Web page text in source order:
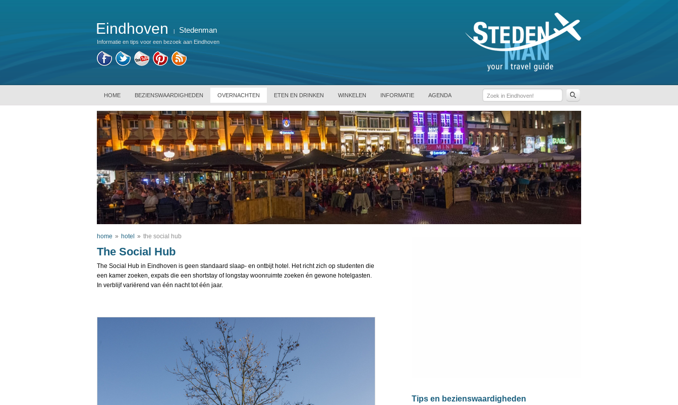
Eindhoven Stedenman
Informatie en tips voor een bezoek aan Eindhoven
HOME BEZIENSWAARDIGHEDEN OVERNACHTEN ETEN EN DRINKEN WINKELEN INFORMATIE AGENDA
home » hotel » the social hub
The Social Hub
The Social Hub in Eindhoven is geen standaard slaap- en ontbijt hotel. Het richt zich op studenten die
een kamer zoeken, expats die een shortstay of longstay woonruimte zoeken én gewone hotelgasten.
In verblijf variërend van één nacht tot één jaar.
Tips en bezienswaardigheden